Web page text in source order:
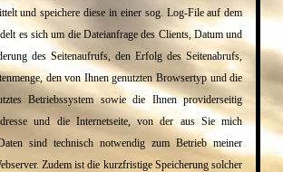
und speichere diese in einer sog. Log-File auf dem
es sich um die Dateianfrage des Clients, Datum und
des Seitenaufrufs, den Erfolg des Seitenabrufs,
den von Ihnen genutzten Browsertyp und die
Betriebssystem sowie die Ihnen providerseitig
und die Internetseite, von der aus Sie mich
sind technisch notwendig zum Betrieb meiner
Zudem ist die kurzfristige Speicherung solcher